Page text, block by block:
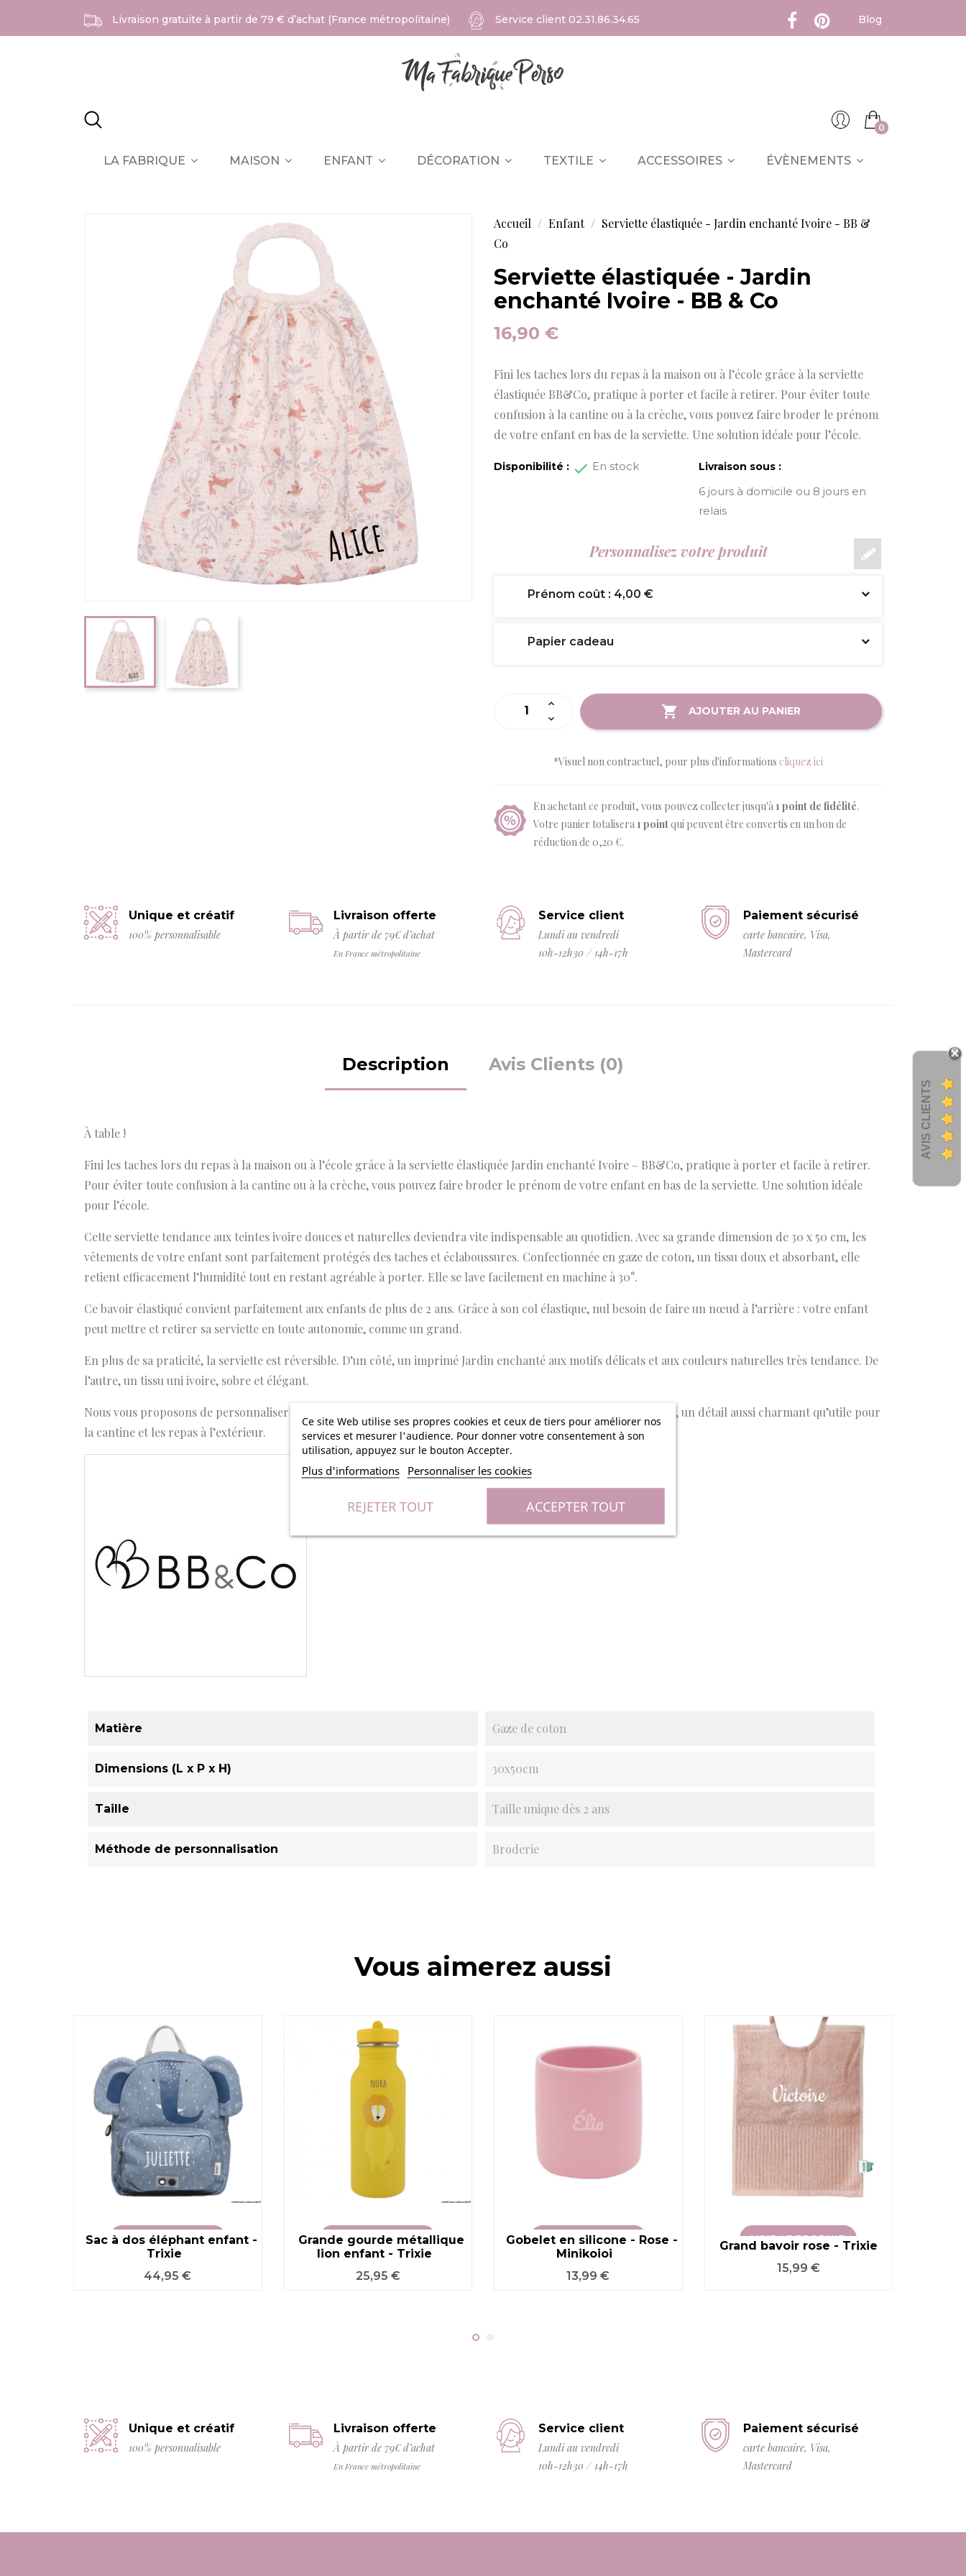
Livraison gratuite à partir de 79 € d’achat (France métropolitaine) Service client 02.31.86.34.65 Blog
0
Ce site Web utilise ses propres cookies et ceux de tiers pour améliorer nos
services et mesurer l'audience. Pour donner votre consentement à son
utilisation, appuyez sur le bouton Accepter.
Plus d'informations Personnaliser les cookies
REJETER TOUT ACCEPTER TOUT
LA FABRIQUE MAISON ENFANT DÉCORATION TEXTILE ACCESSOIRES ÉVÈNEMENTS
Accueil Enfant
Serviette élastiquée - Jardin enchanté Ivoire - BB &
Co
Serviette élastiquée - Jardin
enchanté Ivoire - BB & Co
16,90 €
Fini les taches lors du repas à la maison ou à l’école grâce à la serviette
élastiquée BB&Co, pratique à porter et facile à retirer. Pour éviter toute
confusion à la cantine ou à la crèche, vous pouvez faire broder le prénom
de votre enfant en bas de la serviette. Une solution idéale pour l’école.
Disponibilité : En stock Livraison sous :
6 jours à domicile ou 8 jours en
relais
Personnalisez votre produit
Prénom coût : 4,00 €
Papier cadeau
AJOUTER AU PANIER
*Visuel non contractuel, pour plus d'informations cliquez ici
En achetant ce produit, vous pouvez collecter jusqu'à 1 point de fidélité.
Votre panier totalisera 1 pointqui peuvent être convertis en un bon de
réduction de 0,20 €.
Unique et créatif
100% personnalisable
Livraison offerte
À partir de 79€ d’achat
En France métropolitaine
Service client
Lundi au vendredi
10h-12h30 / 14h-17h
Paiement sécurisé
carte bancaire, Visa,
Mastercard
Description Avis Clients (0)
À table !
Fini les taches lors du repas à la maison ou à l’école grâce à la serviette élastiquée Jardin enchanté Ivoire – BB&Co, pratique à porter et facile à retirer.
Pour éviter toute confusion à la cantine ou à la crèche, vous pouvez faire broder le prénom de votre enfant en bas de la serviette. Une solution idéale
pour l’école.
Cette serviette tendance aux teintes ivoire douces et naturelles deviendra vite indispensable au quotidien. Avec sa grande dimension de 30 x 50 cm, les
vêtements de votre enfant sont parfaitement protégés des taches et éclaboussures. Confectionnée en gaze de coton, un tissu doux et absorbant, elle
retient efficacement l’humidité tout en restant agréable à porter. Elle se lave facilement en machine à 30°.
Ce bavoir élastiqué convient parfaitement aux enfants de plus de 2 ans. Grâce à son col élastique, nul besoin de faire un nœud à l’arrière : votre enfant
peut mettre et retirer sa serviette en toute autonomie, comme un grand.
En plus de sa praticité, la serviette est réversible. D’un côté, un imprimé Jardin enchanté aux motifs délicats et aux couleurs naturelles très tendance. De
l’autre, un tissu uni ivoire, sobre et élégant.
Nous vous proposons de personnaliser la serviette avec la broderie du prénom de votre enfant en bas du modèle, un détail aussi charmant qu’utile pour
la cantine et les repas à l’extérieur.
Matière Gaze de coton
Dimensions (L x P x H) 30x50cm
Taille Taille unique dès 2 ans
Méthode de personnalisation Broderie
Vous aimerez aussi
Sac à dos éléphant enfant -
Trixie
Prix
44,95 €
VOIR LE PRODUIT
Grande gourde métallique
lion enfant - Trixie
Prix
25,95 €
VOIR LE PRODUIT
Gobelet en silicone - Rose -
Minikoioi
Prix
13,99 €
VOIR LE PRODUIT
Grand bavoir rose - Trixie
Prix
15,99 €
VOIR LE PRODUIT
Unique et créatif
100% personnalisable
Livraison offerte
À partir de 79€ d’achat
En France métropolitaine
Service client
Lundi au vendredi
10h-12h30 / 14h-17h
Paiement sécurisé
carte bancaire, Visa,
Mastercard
AVIS CLIENTS